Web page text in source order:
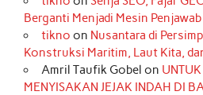
Berganti Menjadi Mesin Penjawab
tikno on Nusantara di
Konstruksi Maritim, Laut Kita,
Amril Taufik Gobel on
MENYISAKAN JEJAK INDAH DI